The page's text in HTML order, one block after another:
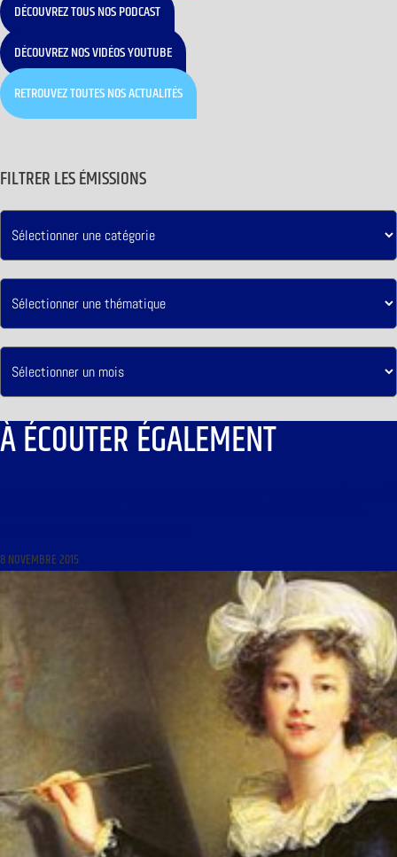
DÉCOUVREZ TOUS NOS PODCAST
DÉCOUVREZ NOS VIDÉOS YOUTUBE
RETROUVEZ TOUTES NOS ACTUALITÉS
FILTRER LES ÉMISSIONS
À ÉCOUTER ÉGALEMENT
8 NOVEMBRE 2015